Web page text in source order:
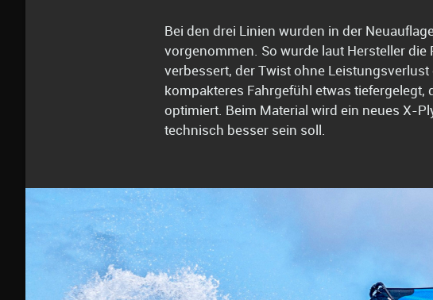
Bei den drei Linien wurden in der
vorgenommen. So wurde laut Hersteller die
verbessert, der Twist ohne
kompakteres Fahrgefühl etwas tiefergelegt,
optimiert. Beim Material wird ein neues X-
technisch besser sein soll.